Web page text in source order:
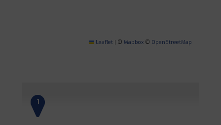
Leaflet | © Mapbox © OpenStreetMap
1